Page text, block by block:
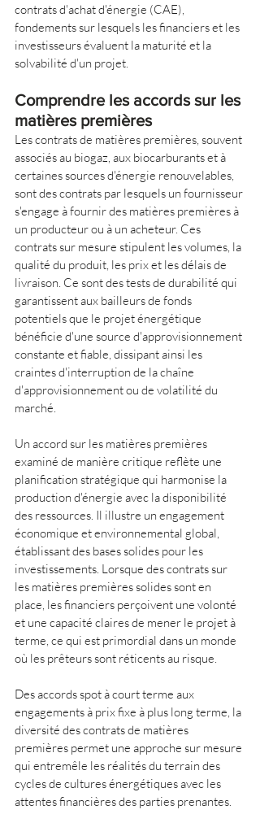
contrats d'achat d'énergie (CAE),
fondements sur lesquels les financiers et les
investisseurs évaluent la maturité et la
solvabilité d'un projet.
Comprendre les accords sur les
matières premières
Les contrats de matières premières, souvent
associés au biogaz, aux biocarburants et à
certaines sources d'énergie renouvelables,
sont des contrats par lesquels un fournisseur
s'engage à fournir des matières premières à
un producteur ou à un acheteur. Ces
contrats sur mesure stipulent les volumes, la
qualité du produit, les prix et les délais de
livraison. Ce sont des tests de durabilité qui
garantissent aux bailleurs de fonds
potentiels que le projet énergétique
bénéficie d'une source d'approvisionnement
constante et fiable, dissipant ainsi les
craintes d'interruption de la chaîne
d'approvisionnement ou de volatilité du
marché.
Un accord sur les matières premières
examiné de manière critique reflète une
planification stratégique qui harmonise la
production d'énergie avec la disponibilité
des ressources. Il illustre un engagement
économique et environnemental global,
établissant des bases solides pour les
investissements. Lorsque des contrats sur
les matières premières solides sont en
place, les financiers perçoivent une volonté
et une capacité claires de mener le projet à
terme, ce qui est primordial dans un monde
où les prêteurs sont réticents au risque.
Des accords spot à court terme aux
engagements à prix fixe à plus long terme, la
diversité des contrats de matières
premières permet une approche sur mesure
qui entremêle les réalités du terrain des
cycles de cultures énergétiques avec les
attentes financières des parties prenantes.